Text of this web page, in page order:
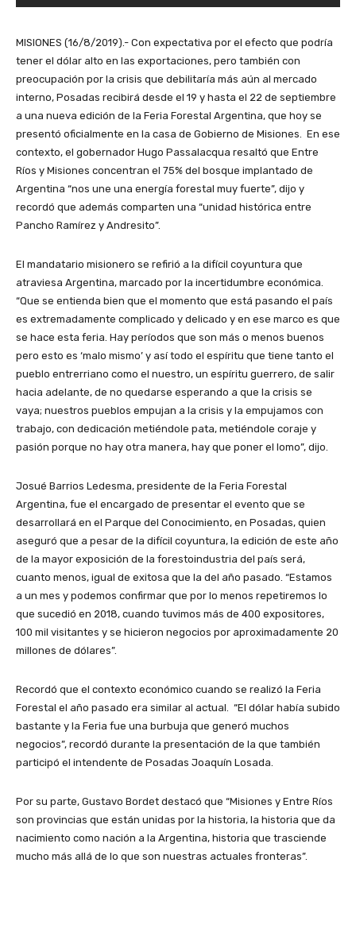
MISIONES (16/8/2019).- Con expectativa por el efecto que podría
tener el dólar alto en las exportaciones, pero también con
preocupación por la crisis que debilitaría más aún al mercado
interno, Posadas recibirá desde el 19 y hasta el 22 de septiembre
a una nueva edición de la Feria Forestal Argentina, que hoy se
presentó oficialmente en la casa de Gobierno de Misiones. En ese
contexto, el gobernador Hugo Passalacqua resaltó que Entre
Ríos y Misiones concentran el 75% del bosque implantado de
Argentina “nos une una energía forestal muy fuerte”, dijo y
recordó que además comparten una “unidad histórica entre
Pancho Ramírez y Andresito”.
El mandatario misionero se refirió a la difícil coyuntura que
atraviesa Argentina, marcado por la incertidumbre económica.
“Que se entienda bien que el momento que está pasando el país
es extremadamente complicado y delicado y en ese marco es que
se hace esta feria. Hay períodos que son más o menos buenos
pero esto es ‘malo mismo’ y así todo el espíritu que tiene tanto el
pueblo entrerriano como el nuestro, un espíritu guerrero, de salir
hacia adelante, de no quedarse esperando a que la crisis se
vaya; nuestros pueblos empujan a la crisis y la empujamos con
trabajo, con dedicación metiéndole pata, metiéndole coraje y
pasión porque no hay otra manera, hay que poner el lomo”, dijo.
Josué Barrios Ledesma, presidente de la Feria Forestal
Argentina, fue el encargado de presentar el evento que se
desarrollará en el Parque del Conocimiento, en Posadas, quien
aseguró que a pesar de la difícil coyuntura, la edición de este año
de la mayor exposición de la forestoindustria del país será,
cuanto menos, igual de exitosa que la del año pasado. “Estamos
a un mes y podemos confirmar que por lo menos repetiremos lo
que sucedió en 2018, cuando tuvimos más de 400 expositores,
100 mil visitantes y se hicieron negocios por aproximadamente 20
millones de dólares”.
Recordó que el contexto económico cuando se realizó la Feria
Forestal el año pasado era similar al actual. “El dólar había subido
bastante y la Feria fue una burbuja que generó muchos
negocios”, recordó durante la presentación de la que también
participó el intendente de Posadas Joaquín Losada.
Por su parte, Gustavo Bordet destacó que “Misiones y Entre Ríos
son provincias que están unidas por la historia, la historia que da
nacimiento como nación a la Argentina, historia que trasciende
mucho más allá de lo que son nuestras actuales fronteras”.